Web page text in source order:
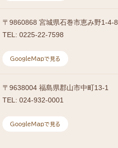
〒 9860868 宮城県石巻市恵み野1-4-8
TEL: 0225-22-7598
GoogleMapで見る
〒 9638004 福島県郡山市中町13-1
TEL: 024-932-0001
GoogleMapで見る